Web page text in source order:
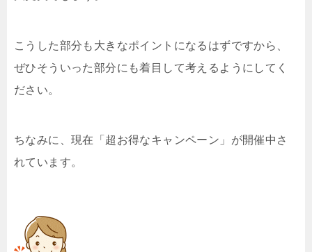
こうした部分も大きなポイントになるはずですから、
ぜひそういった部分にも着目して考えるようにしてく
ださい。
ちなみに、現在「超お得なキャンペーン」が開催中さ
れています。